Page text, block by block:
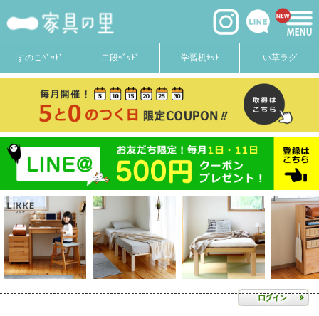
すのこﾍﾞｯﾄﾞ 二段ﾍﾞｯﾄﾞ 学習机ｾｯﾄ い草ラグ